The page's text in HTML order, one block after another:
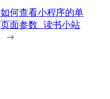
如何查看小程序的单
页面参数_读书小站
→